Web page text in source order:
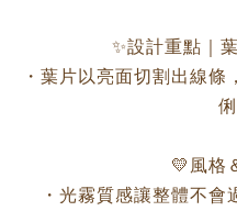
✨設計重點｜
・葉片以亮面切割出線
俐
💛風格
・光霧質感讓整體不會